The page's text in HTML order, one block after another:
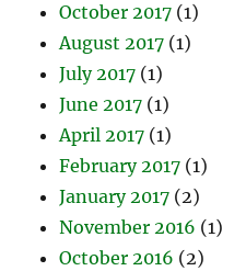
October 2017 (1)
August 2017 (1)
July 2017 (1)
June 2017 (1)
April 2017 (1)
February 2017 (1)
January 2017 (2)
November 2016 (1)
October 2016 (2)